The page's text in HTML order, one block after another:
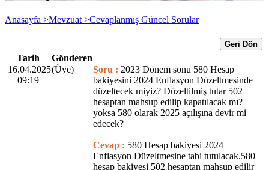
Anasayfa >Mevzuat >Cevaplanmış Güncel Sorular
Geri Dön
Tarih
Gönderen
16.04.2025
09:19
(Üye) Soru : 2023 Dönem sonu 580 Hesap
bakiyesini 2024 Enflasyon Düzeltmesinde
düzeltecek miyiz? Düzeltilmiş tutar 502
hesaptan mahsup edilip kapatılacak mı?
yoksa 580 olarak 2025 açılışına devir mi
edecek?
Cevap : 580 Hesap bakiyesi 2024
Enflasyon Düzeltmesine tabi tutulacak.580
hesap bakiyesi 502 hesaptan mahsup edilir